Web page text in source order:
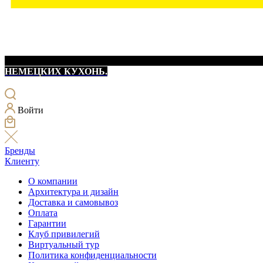
НЕМЕЦКИХ КУХОНЬ.
Войти
Бренды
Клиенту
О компании
Архитектура и дизайн
Доставка и самовывоз
Оплата
Гарантии
Клуб привилегий
Виртуальный тур
Политика конфиденциальности